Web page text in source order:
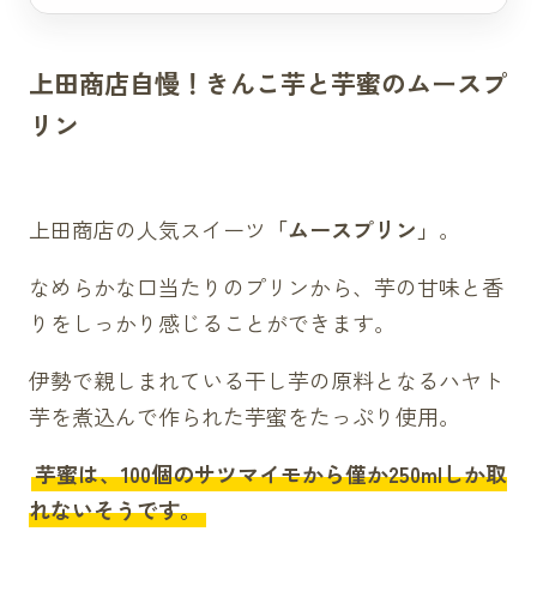
上田商店自慢！きんこ芋と芋蜜のムースプ
リン
上田商店の人気スイーツ 「ムースプリン」 。
なめらかな口当たりのプリンから、芋の甘味と香
りをしっかり感じることができます。
伊勢で親しまれている干し芋の原料となるハヤト
芋を煮込んで作られた芋蜜をたっぷり使用。
芋蜜は、100個のサツマイモから僅か250mlしか取
れないそうです。